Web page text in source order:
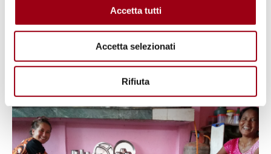
Accetta tutti
Accetta selezionati
Rifiuta
Winter School "Microfinance in
Action" in Nepal, 2017 (3rd Edition)
16.10.2017